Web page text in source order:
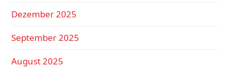
Dezember 2025
September 2025
August 2025